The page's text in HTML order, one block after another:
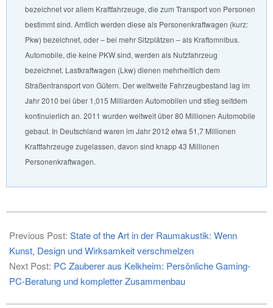
bezeichnet vor allem Kraftfahrzeuge, die zum Transport von Personen
bestimmt sind. Amtlich werden diese als Personenkraftwagen (kurz:
Pkw) bezeichnet, oder – bei mehr Sitzplätzen – als Kraftomnibus.
Automobile, die keine PKW sind, werden als Nutzfahrzeug
bezeichnet. Lastkraftwagen (Lkw) dienen mehrheitlich dem
Straßentransport von Gütern. Der weltweite Fahrzeugbestand lag im
Jahr 2010 bei über 1,015 Milliarden Automobilen und stieg seitdem
kontinuierlich an. 2011 wurden weltweit über 80 Millionen Automobile
gebaut. In Deutschland waren im Jahr 2012 etwa 51,7 Millionen
Kraftfahrzeuge zugelassen, davon sind knapp 43 Millionen
Personenkraftwagen.
12-
23
Previous Post: State of the Art in der Raumakustik: Wenn
Kunst, Design und Wirksamkeit verschmelzen
Next Post: PC Zauberer aus Kelkheim: Persönliche Gaming-
PC-Beratung und kompletter Zusammenbau